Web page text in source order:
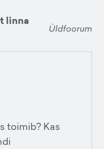
linna
Üldfoorum
toimib? Kas